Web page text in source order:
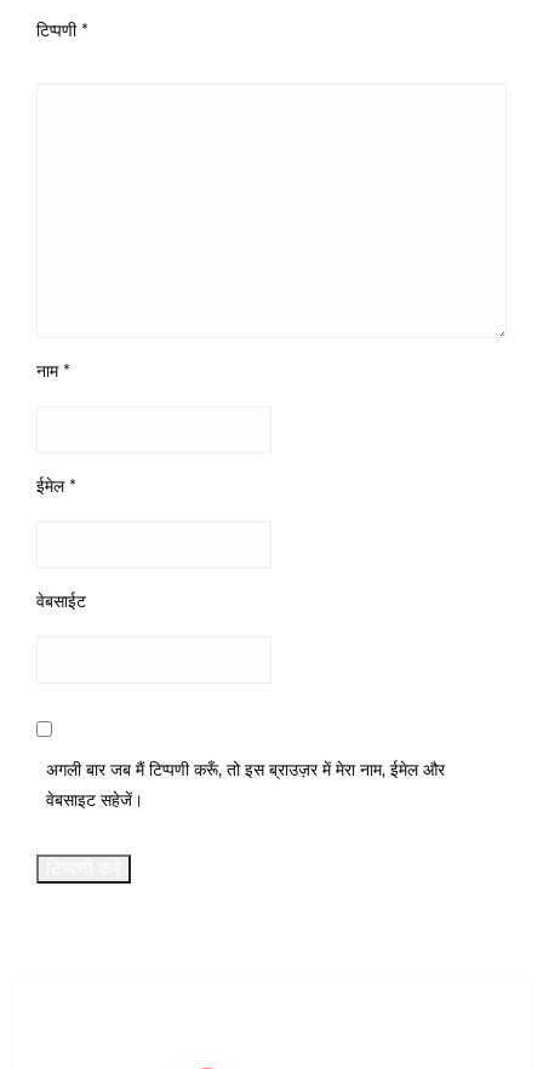
टिप्पणी *
नाम *
ईमेल *
वेबसाईट
अगली बार जब मैं टिप्पणी करूँ, तो इस ब्राउज़र में मेरा नाम, ईमेल और
वेबसाइट सहेजें।